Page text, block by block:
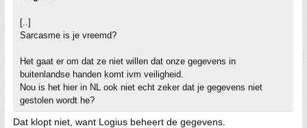
[..]
Sarcasme is je vreemd?
Het gaat er om dat ze niet willen dat onze gegevens in
buitenlandse handen komt ivm veiligheid.
Nou is het hier in NL ook niet echt zeker dat je gegevens niet
gestolen wordt he?
Dat klopt niet, want Logius beheert de gegevens.